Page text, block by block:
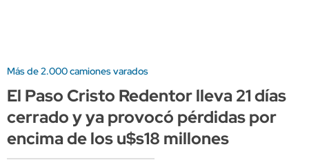
Más de 2.000 camiones varados
El Paso Cristo Redentor lleva 21 días
cerrado y ya provocó pérdidas por
encima de los u$s18 millones